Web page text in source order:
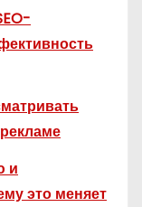
и
это меняет